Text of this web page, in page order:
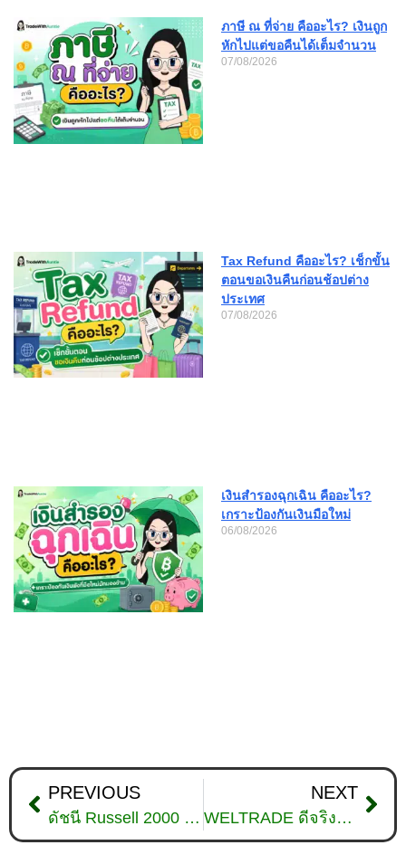
ภาษี ณ ที่จ่าย คืออะไร? เงินถูก
หักไปแต่ขอคืนได้เต็มจำนวน
07/08/2026
Tax Refund คืออะไร? เช็กขั้น
ตอนขอเงินคืนก่อนช้อปต่าง
ประเทศ
07/08/2026
เงินสำรองฉุกเฉิน คืออะไร?
เกราะป้องกันเงินมือใหม่
06/08/2026
PREVIOUS
ดัชนี Russell 2000 คืออะไร? ดัชนีหุ้นจิ๋วที่ไม่ควรมองข้าม
NEXT
WELTRADE ดีจริงไหม ? อ่านรีวิวก่อนตัดสินใจ ฉบับอัปเดตปี 2025